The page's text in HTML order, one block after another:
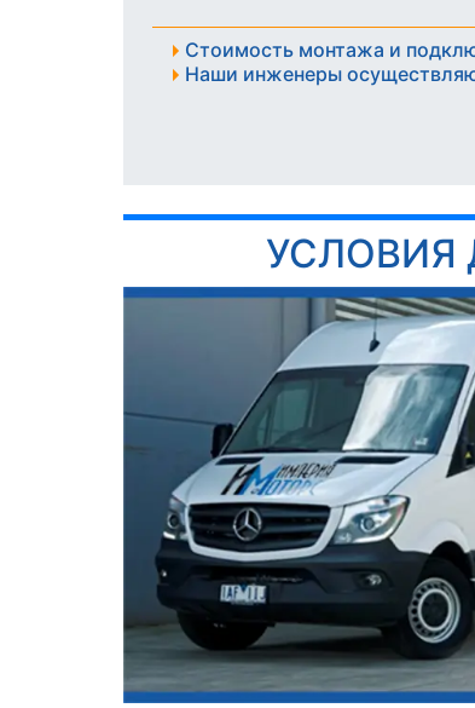
Стоимость монтажа и
Наши инженеры
УСЛОВИЯ